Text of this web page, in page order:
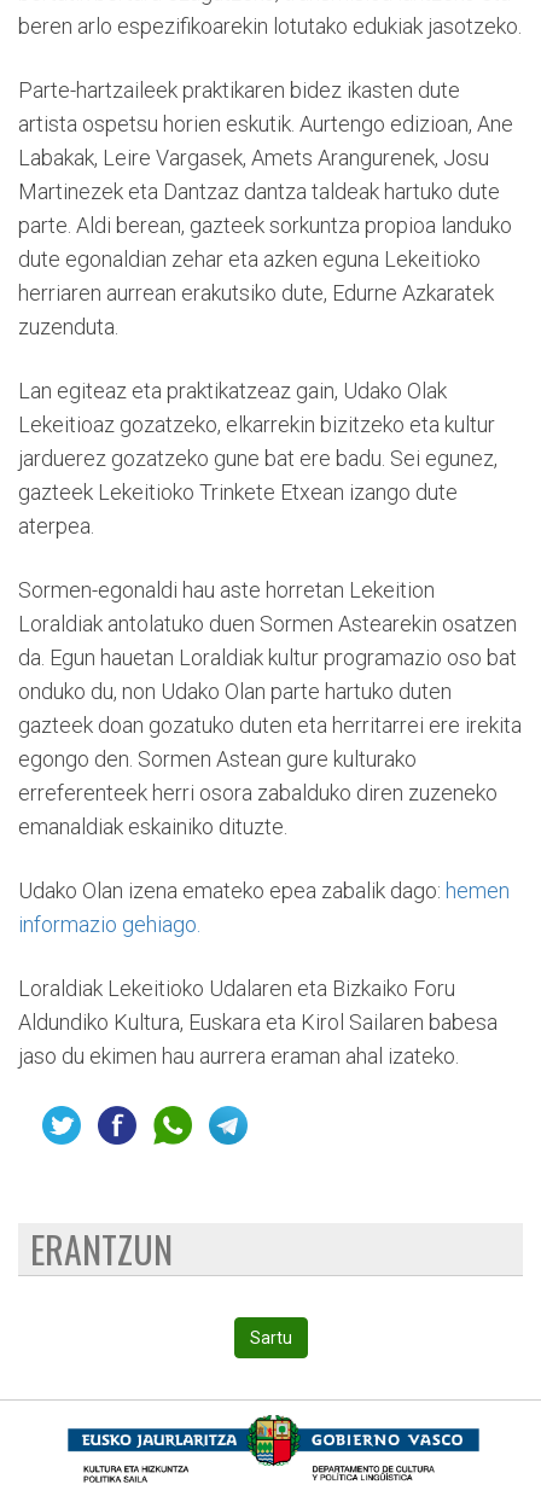
beren arlo espezifikoarekin lotutako edukiak jasotzeko.
Parte-hartzaileek praktikaren bidez ikasten dute
artista ospetsu horien eskutik. Aurtengo edizioan, Ane
Labakak, Leire Vargasek, Amets Arangurenek, Josu
Martinezek eta Dantzaz dantza taldeak hartuko dute
parte. Aldi berean, gazteek sorkuntza propioa landuko
dute egonaldian zehar eta azken eguna Lekeitioko
herriaren aurrean erakutsiko dute, Edurne Azkaratek
zuzenduta.
Lan egiteaz eta praktikatzeaz gain, Udako Olak
Lekeitioaz gozatzeko, elkarrekin bizitzeko eta kultur
jarduerez gozatzeko gune bat ere badu. Sei egunez,
gazteek Lekeitioko Trinkete Etxean izango dute
aterpea.
Sormen-egonaldi hau aste horretan Lekeition
Loraldiak antolatuko duen Sormen Astearekin osatzen
da. Egun hauetan Loraldiak kultur programazio oso bat
onduko du, non Udako Olan parte hartuko duten
gazteek doan gozatuko duten eta herritarrei ere irekita
egongo den. Sormen Astean gure kulturako
erreferenteek herri osora zabalduko diren zuzeneko
emanaldiak eskainiko dituzte.
Udako Olan izena emateko epea zabalik dago: hemen
informazio gehiago.
Loraldiak Lekeitioko Udalaren eta Bizkaiko Foru
Aldundiko Kultura, Euskara eta Kirol Sailaren babesa
jaso du ekimen hau aurrera eraman ahal izateko.
ERANTZUN
Sartu